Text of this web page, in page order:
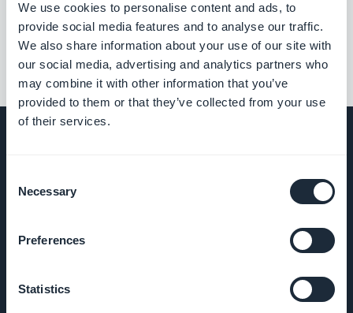
We use cookies to personalise content and ads, to
provide social media features and to analyse our traffic.
We also share information about your use of our site with
our social media, advertising and analytics partners who
may combine it with other information that you’ve
provided to them or that they’ve collected from your use
of their services.
Selection
Necessary
Preferences
Statistics
SELSKAP
Om oss
støtte